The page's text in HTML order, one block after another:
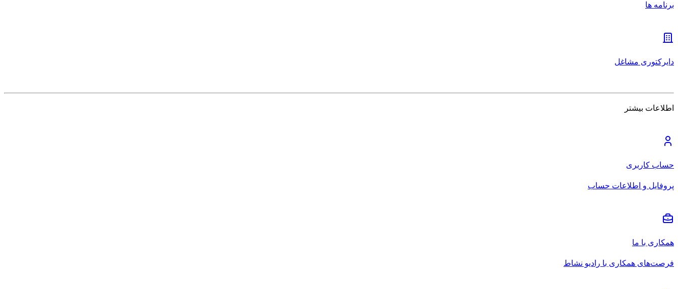
برنامه ها
دایرکتوری مشاغل
اطلاعات بیشتر
حساب کاربری
پروفایل و اطلاعات حساب
همکاری با ما
فرصت‌های همکاری با رادیو نشاط